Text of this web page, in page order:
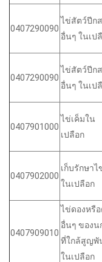
0407290090
ไข่สัตว์ปีก
อื่นๆ ในเป
0407290090
ไข่สัตว์ปีก
อื่นๆ ในเป
0407901000
ไข่เค็มใน
เปลือก
0407902000
เก็บรักษาไ
ในเปลือก
0407909010
ไข่ดองหรื
อื่นๆ ของน
ที่ใกล้สูญพั
ในเปลือก